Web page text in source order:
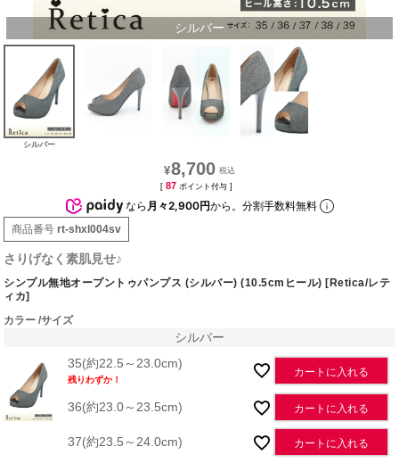
シルバー
シルバー
¥8,700
[ 87 ポイント付与 ]
なら 月々2,900円から。分割手数料無料
商品番号 rt-shxl004sv
さりげなく素肌見せ♪
シンプル無地オープントゥパンプス (シルバー) (10.5cmヒール) [Retica/レテ
ィカ]
カラー サイズ
シルバー
35(約22.5～23.0cm)
残りわずか！
カートに入れる
36(約23.0～23.5cm) カートに入れる
37(約23.5～24.0cm) カートに入れる